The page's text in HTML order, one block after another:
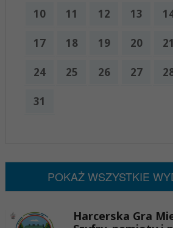
10 11 12 13
17 18 19 20 21
24 25 26 27
31
POKAŻ WSZYSTKIE
Harcerska Gra